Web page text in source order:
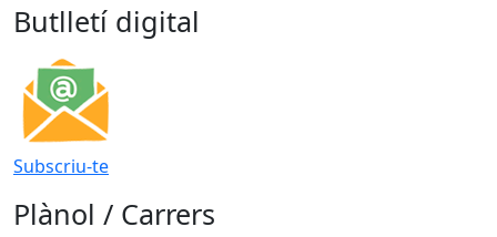
Butlletí digital
Subscriu-te
Plànol / Carrers